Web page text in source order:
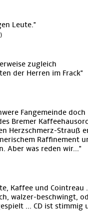
Leute."
zugleich
der Herren im Frack"
Fangemeinde
Bremer
Herzschmerz-Strauß
Raffinement
Aber was reden wir..."
Kaffee und Cointreau
walzer-beschwingt,
... CD ist stimmig